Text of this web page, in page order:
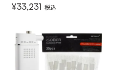
¥33,231 税込